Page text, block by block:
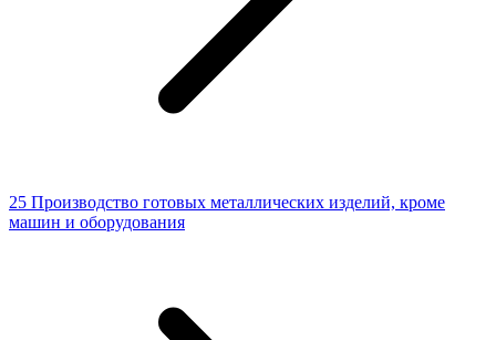
25 Производство готовых металлических изделий, кроме
машин и оборудования